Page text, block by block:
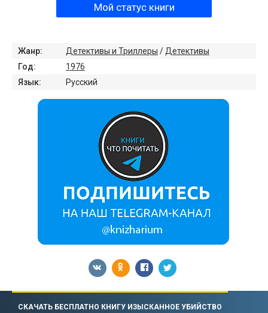
Мой статус книги
Жанр: Детективы и Триллеры / Детективы
Год:
1976
Язык:
Русский
СКАЧАТЬ БЕСПЛАТНО КНИГУ ИЗЫСКАННОЕ УБИЙСТВО